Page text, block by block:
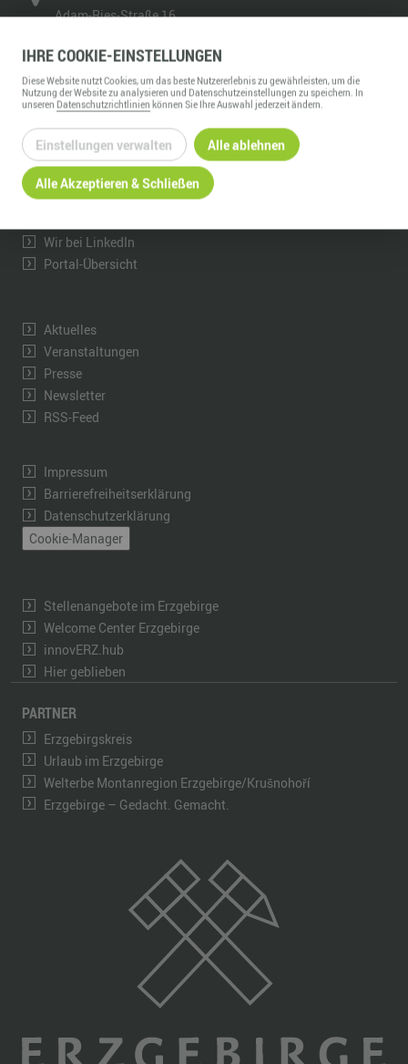
Adam-Ries-Straße 16
Telefon:+49 3733 145 0
Fax:+49 3733 145 145
kontakt@wfe-erzgebirge.de
INFORMATION
Über uns
Wir bei LinkedIn
Portal-Übersicht
Aktuelles
Veranstaltungen
Presse
Newsletter
RSS-Feed
Impressum
Barrierefreiheitserklärung
Datenschutzerklärung
Cookie-Manager
Stellenangebote im Erzgebirge
Welcome Center Erzgebirge
innovERZ.hub
Hier geblieben
PARTNER
Erzgebirgskreis
Urlaub im Erzgebirge
Welterbe Montanregion Erzgebirge/Krušnohoří
Erzgebirge – Gedacht. Gemacht.
IHRECOOKIE-EINSTELLUNGEN
DieseWebsitenutzt Cookies, um das beste Nutzererlebnis zu gewährleisten, um die
Nutzung derWebsitezu analysieren und Datenschutzeinstellungen zu speichern. In
unseren Datenschutzrichtlinien können Sie Ihre Auswahl jederzeit ändern.
Einstellungen verwalten Alle ablehnen
Alle Akzeptieren & Schließen